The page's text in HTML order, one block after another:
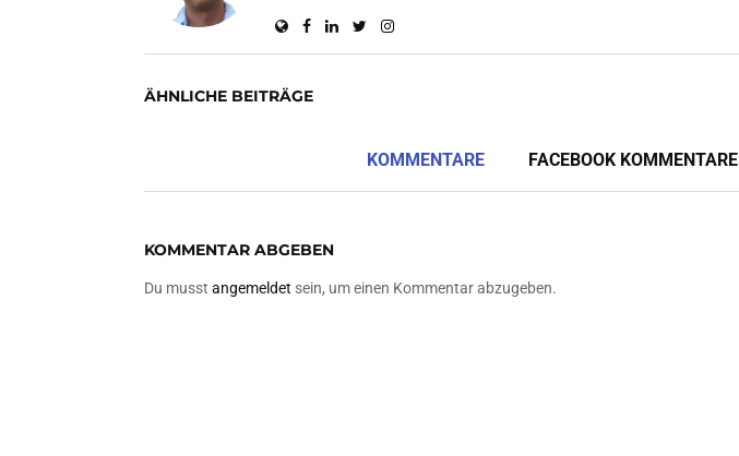
ÄHNLICHE BEITRÄGE
KOMMENTARE FACEBOOK KOMMENTARE
KOMMENTAR ABGEBEN
Du musst angemeldet sein, um einen Kommentar abzugeben.